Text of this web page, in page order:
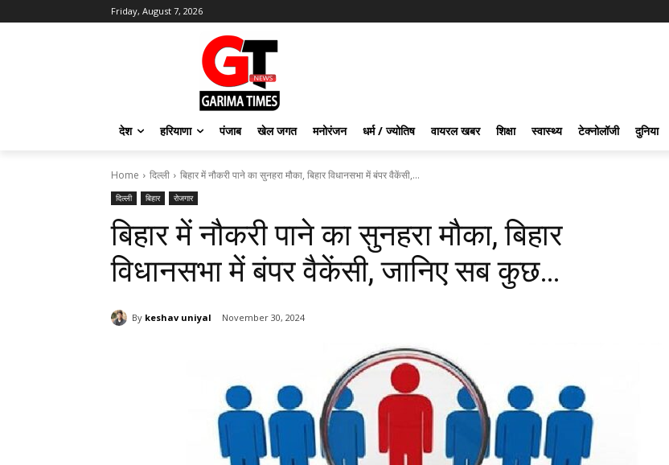
Friday, August 7, 2026
देश हरियाणा पंजाब खेल जगत मनोरंजन धर्म / ज्योतिष वायरल खबर शिक्षा स्वास्थ्य टेक्नोलॉजी दुनिया
Home दिल्ली बिहार में नौकरी पाने का सुनहरा मौका, बिहार विधानसभा में बंपर वैकेंसी,...
दिल्ली बिहार रोजगार
बिहार में नौकरी पाने का सुनहरा मौका, बिहार
विधानसभा में बंपर वैकेंसी, जानिए सब कुछ…
By keshav uniyal November 30, 2024